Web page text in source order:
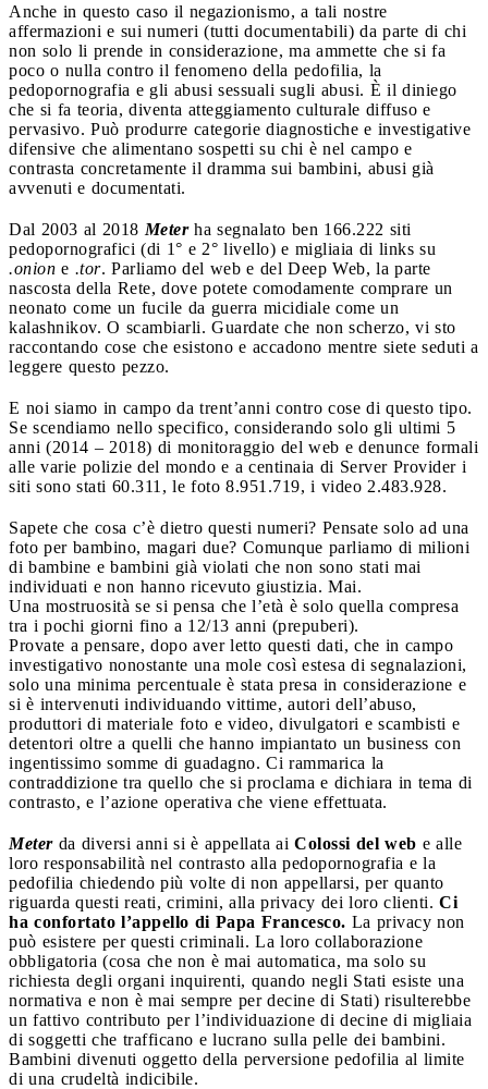
Anche in questo caso il negazionismo, a tali nostre
affermazioni e sui numeri (tutti documentabili) da parte di chi
non solo li prende in considerazione, ma ammette che si fa
poco o nulla contro il fenomeno della pedofilia, la
pedopornografia e gli abusi sessuali sugli abusi. È il diniego
che si fa teoria, diventa atteggiamento culturale diffuso e
pervasivo. Può produrre categorie diagnostiche e investigative
difensive che alimentano sospetti su chi è nel campo e
contrasta concretamente il dramma sui bambini, abusi già
avvenuti e documentati.
Dal 2003 al 2018 Meter ha segnalato ben 166.222 siti
pedopornografici (di 1° e 2° livello) e migliaia di links su
.onion e .tor. Parliamo del web e del Deep Web, la parte
nascosta della Rete, dove potete comodamente comprare un
neonato come un fucile da guerra micidiale come un
kalashnikov. O scambiarli. Guardate che non scherzo, vi sto
raccontando cose che esistono e accadono mentre siete seduti a
leggere questo pezzo.
E noi siamo in campo da trent’anni contro cose di questo tipo.
Se scendiamo nello specifico, considerando solo gli ultimi 5
anni (2014 – 2018) di monitoraggio del web e denunce formali
alle varie polizie del mondo e a centinaia di Server Provider i
siti sono stati 60.311, le foto 8.951.719, i video 2.483.928.
Sapete che cosa c’è dietro questi numeri? Pensate solo ad una
foto per bambino, magari due? Comunque parliamo di milioni
di bambine e bambini già violati che non sono stati mai
individuati e non hanno ricevuto giustizia. Mai.
Una mostruosità se si pensa che l’età è solo quella compresa
tra i pochi giorni fino a 12/13 anni (prepuberi).
Provate a pensare, dopo aver letto questi dati, che in campo
investigativo nonostante una mole così estesa di segnalazioni,
solo una minima percentuale è stata presa in considerazione e
si è intervenuti individuando vittime, autori dell’abuso,
produttori di materiale foto e video, divulgatori e scambisti e
detentori oltre a quelli che hanno impiantato un business con
ingentissimo somme di guadagno. Ci rammarica la
contraddizione tra quello che si proclama e dichiara in tema di
contrasto, e l’azione operativa che viene effettuata.
Meter da diversi anni si è appellata ai Colossi del web e alle
loro responsabilità nel contrasto alla pedopornografia e la
pedofilia chiedendo più volte di non appellarsi, per quanto
riguarda questi reati, crimini, alla privacy dei loro clienti. Ci
ha confortato l’appello di Papa Francesco. La privacy non
può esistere per questi criminali. La loro collaborazione
obbligatoria (cosa che non è mai automatica, ma solo su
richiesta degli organi inquirenti, quando negli Stati esiste una
normativa e non è mai sempre per decine di Stati) risulterebbe
un fattivo contributo per l’individuazione di decine di migliaia
di soggetti che trafficano e lucrano sulla pelle dei bambini.
Bambini divenuti oggetto della perversione pedofilia al limite
di una crudeltà indicibile.